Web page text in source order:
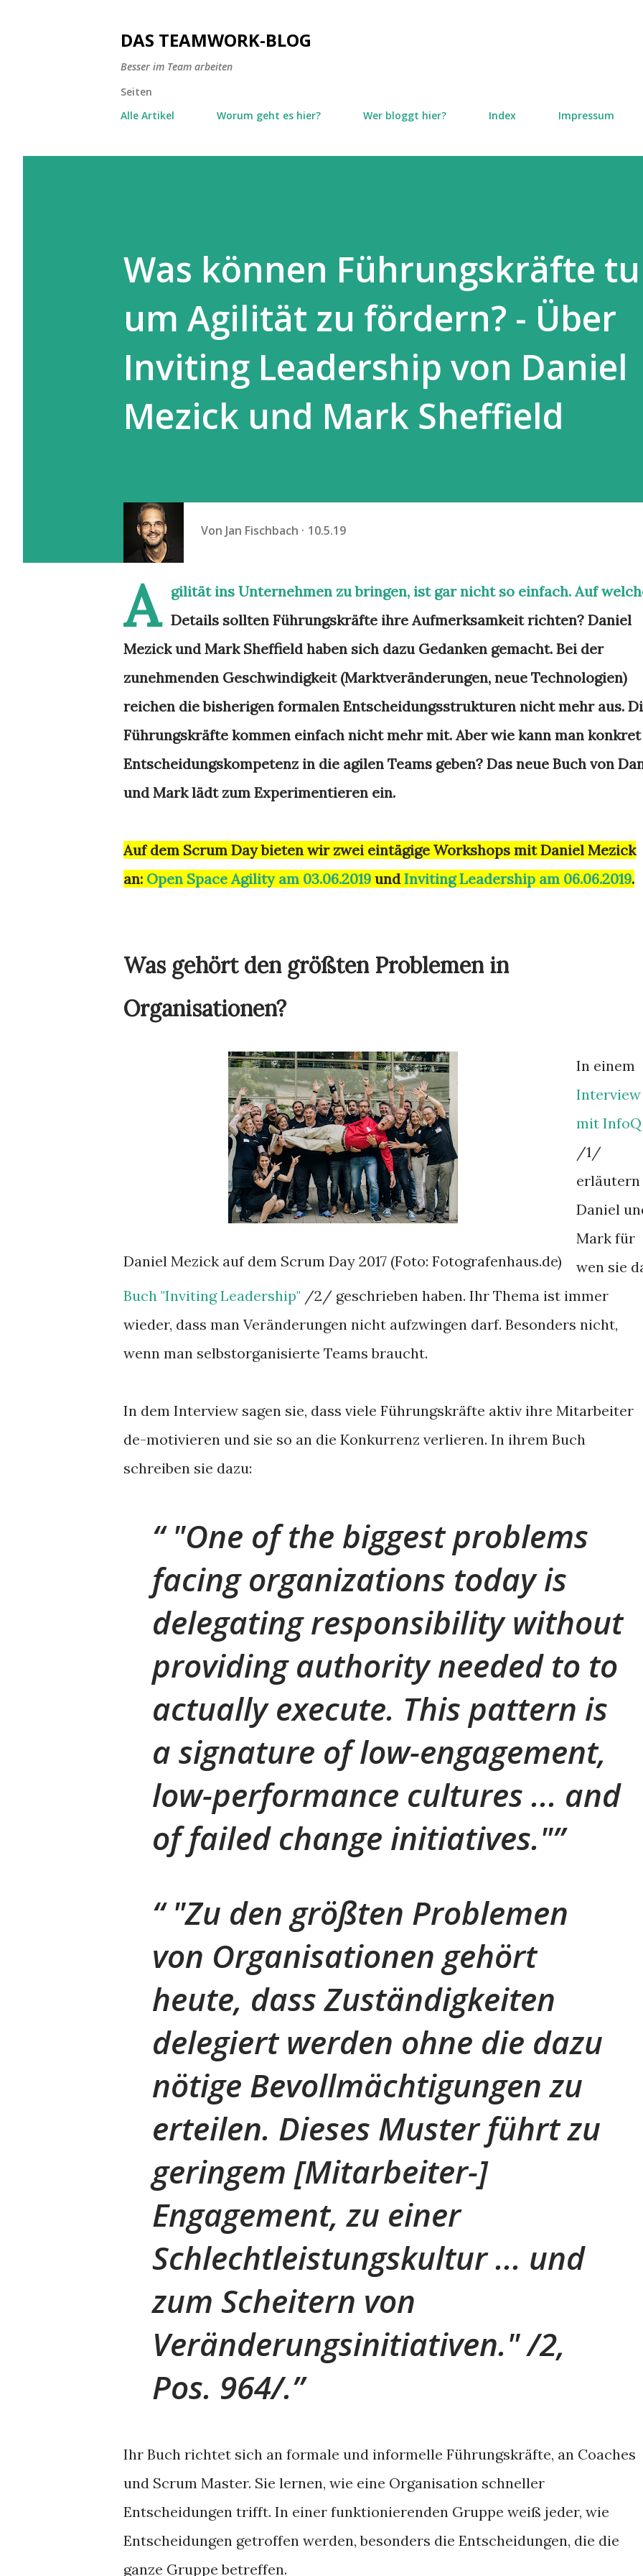
DAS TEAMWORK-BLOG
Besser im Team arbeiten
Seiten
Alle Artikel
Worum geht es hier? Wer bloggt hier? Index Impressum
Was können Führungskräfte
um Agilität zu fördern? - Über
Inviting Leadership von Daniel
Mezick und Mark Sheffield
Von Jan Fischbach 10.5.19
A
gilität ins Unternehmen zu bringen, ist gar nicht so einfach. Auf
Details sollten Führungskräfte ihre Aufmerksamkeit richten? Daniel
Mezick und Mark Sheffield haben sich dazu Gedanken gemacht. Bei der
zunehmenden Geschwindigkeit (Marktveränderungen, neue Technologien)
reichen die bisherigen formalen Entscheidungsstrukturen nicht mehr aus.
Führungskräfte kommen einfach nicht mehr mit. Aber wie kann man konkret
Entscheidungskompetenz in die agilen Teams geben? Das neue Buch von
und Mark lädt zum Experimentieren ein.
Auf dem Scrum Day bieten wir zwei eintägige Workshops mit Daniel Mezick
an: Open Space Agility am 03.06.2019 undInviting Leadership am 06.06.2019.
Was gehört den größten Problemen in
Organisationen?
Daniel Mezick auf dem Scrum Day 2017 (Foto: Fotografenhaus.de)
In einem
Interview
mit InfoQ
/1/
erläutern
Daniel
Mark für
wen sie
Buch "Inviting Leadership" /2/ geschrieben haben. Ihr Thema ist immer
wieder, dass man Veränderungen nicht aufzwingen darf. Besonders nicht,
wenn man selbstorganisierte Teams braucht.
In dem Interview sagen sie, dass viele Führungskräfte aktiv ihre Mitarbeiter
de-motivieren und sie so an die Konkurrenz verlieren. In ihrem Buch
schreiben sie dazu:
"One of the biggest problems
facing organizations today is
delegating responsibility without
providing authority needed to to
actually execute. This pattern is
a signature of low-engagement,
low-performance cultures ... and
of failed change initiatives."
"Zu den größten Problemen
von Organisationen gehört
heute, dass Zuständigkeiten
delegiert werden ohne die dazu
nötige Bevollmächtigungen zu
erteilen. Dieses Muster führt zu
geringem [Mitarbeiter-]
Engagement, zu einer
Schlechtleistungskultur ... und
zum Scheitern von
Veränderungsinitiativen." /2,
Pos. 964/.
Ihr Buch richtet sich an formale und informelle Führungskräfte, an Coaches
und Scrum Master. Sie lernen, wie eine Organisation schneller
Entscheidungen trifft. In einer funktionierenden Gruppe weiß jeder, wie
Entscheidungen getroffen werden, besonders die Entscheidungen, die die
ganze Gruppe betreffen.